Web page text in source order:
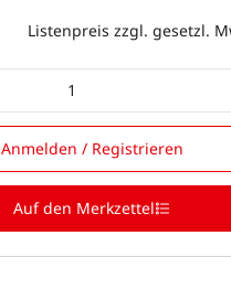
Listenpreis zzgl. gesetzl.
Anmelden / Registrieren
Auf den Merkzettel